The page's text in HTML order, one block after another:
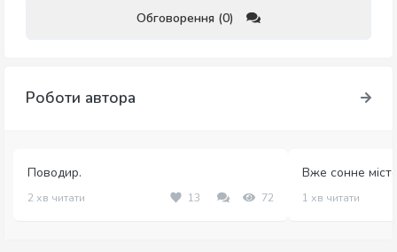
Обговорення (0)
Роботи автора
Поводир.
2 хв читати 13 72
Вже сонне
1 хв читати